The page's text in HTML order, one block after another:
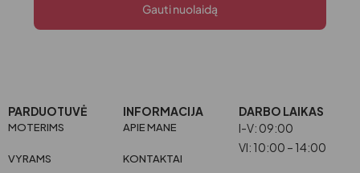
Gauti nuolaidą
PARDUOTUVĖ
MOTERIMS
VYRAMS
INFORMACIJA
APIE MANE
KONTAKTAI
DARBO LAIKAS
I-V: 09:00
VI: 10:00 – 14:00